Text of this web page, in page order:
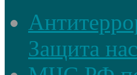
Защита